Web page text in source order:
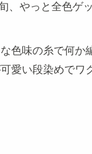
、やっと全色ゲ
色味の糸で何
愛い段染めでワ